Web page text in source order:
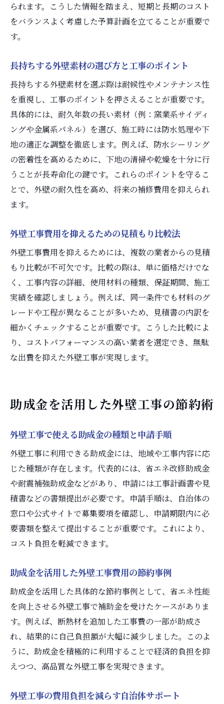
られます。こうした情報を踏まえ、短期と長期のコスト
をバランスよく考慮した予算計画を立てることが重要で
す。
長持ちする外壁素材の選び方と工事のポイント
長持ちする外壁素材を選ぶ際は耐候性やメンテナンス性
を重視し、工事のポイントを押さえることが重要です。
具体的には、耐久年数の長い素材（例：窯業系サイディ
ングや金属系パネル）を選び、施工時には防水処理や下
地の適正な調整を徹底します。例えば、防水シーリング
の密着性を高めるために、下地の清掃や乾燥を十分に行
うことが長寿命化の鍵です。これらのポイントを守るこ
とで、外壁の耐久性を高め、将来の補修費用を抑えられ
ます。
外壁工事費用を抑えるための見積もり比較法
外壁工事費用を抑えるためには、複数の業者からの見積
もり比較が不可欠です。比較の際は、単に価格だけでな
く、工事内容の詳細、使用材料の種類、保証期間、施工
実績を確認しましょう。例えば、同一条件でも材料のグ
レードや工程が異なることが多いため、見積書の内訳を
細かくチェックすることが重要です。こうした比較によ
り、コストパフォーマンスの高い業者を選定でき、無駄
な出費を抑えた外壁工事が実現します。
助成金を活用した外壁工事の節約術
外壁工事で使える助成金の種類と申請手順
外壁工事に利用できる助成金には、地域や工事内容に応
じた種類が存在します。代表的には、省エネ改修助成金
や耐震補強助成金などがあり、申請には工事計画書や見
積書などの書類提出が必要です。申請手順は、自治体の
窓口や公式サイトで募集要項を確認し、申請期限内に必
要書類を整えて提出することが重要です。これにより、
コスト負担を軽減できます。
助成金を活用した外壁工事費用の節約事例
助成金を活用した具体的な節約事例として、省エネ性能
を向上させる外壁工事で補助金を受けたケースがありま
す。例えば、断熱材を追加した工事費の一部が助成さ
れ、結果的に自己負担額が大幅に減少しました。このよ
うに、助成金を積極的に利用することで経済的負担を抑
えつつ、高品質な外壁工事を実現できます。
外壁工事の費用負担を減らす自治体サポート